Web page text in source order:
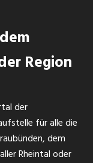
Region
der
für alle die
dem
Rheintal oder